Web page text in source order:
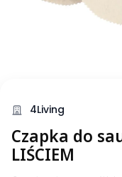
4Living
Czapka do
LIŚCIEM